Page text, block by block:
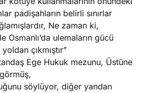
padişahların belirli sınırlar
Ne zaman ki,
Osmanlı’da ulemaların gücü
çıkmıştır”
Ege Hukuk mezunu, Üstüne
söylüyor, diğer yandan